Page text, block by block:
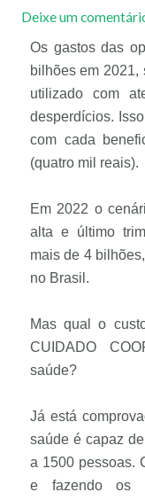
Deixe um
Os gastos das
bilhões em 2021,
utilizado com
desperdícios.
com cada
(quatro mil reais).
Em 2022 o
alta e último
mais de 4
no Brasil.
Mas qual o
CUIDADO
saúde?
Já está
saúde é capaz
a 1500 pessoas.
e fazendo os